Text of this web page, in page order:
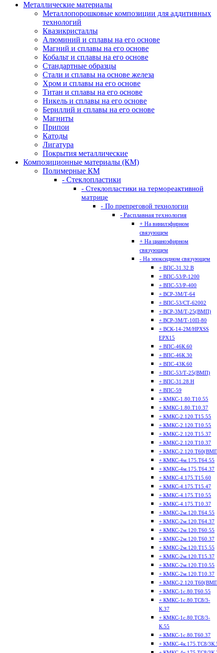
Металлические материалы
Металлопорошковые композиции для аддитивных
технологий
Квазикристаллы
Алюминий и сплавы на его основе
Магний и сплавы на его основе
Кобальт и сплавы на его основе
Стандартные образцы
Стали и сплавы на основе железа
Хром и сплавы на его основе
Титан и сплавы на его основе
Никель и сплавы на его основе
Бериллий и сплавы на его основе
Магниты
Припои
Катоды
Лигатура
Покрытия металлические
Композиционные материалы (КМ)
Полимерные КМ
- Стеклопластики
- Стеклопластики на термореактивной
матрице
- По препреговой технологии
- Расплавная технология
+ На винилэфирном
связующем
+ На цианоэфирном
связующем
- На эпоксидном связующем
+ ВПС-31.32.В
+ ВПС-53/Р-1200
+ ВПС-53/Р-400
+ ВСР-3М/Т-64
+ ВПС-53/СТ-62002
+ ВСР-3М/Т-25(ВМП)
+ ВСР-3М/Т-10П-80
+ ВСК-14-2М/HPXSS
EPX15
+ ВПС-46К.60
+ ВПС-46К.30
+ ВПС-43К.60
+ ВПС-53/Т-25(ВМП)
+ ВПС-31.28.Н
+ ВПС-59
+ КМКС-1.80.Т10.55
+ КМКС-1.80.Т10.37
+ КМКС-2.120.Т15.55
+ КМКС-2.120.Т10.55
+ КМКС-2.120.Т15.37
+ КМКС-2.120.Т10.37
+ КМКС-
+ КМКС-4м.175.Т64.55
+ КМКС-4м.175.Т64.37
+ КМКС-4.175.Т15.60
+ КМКС-4.175.Т15.47
+ КМКС-4.175.Т10.55
+ КМКС-4.175.Т10.37
+ КМКС-2м.120.Т64.55
+ КМКС-2м.120.Т64.37
+ КМКС-2м.120.Т60.55
+ КМКС-2м.120.Т60.37
+ КМКС-2м.120.Т15.55
+ КМКС-2м.120.Т15.37
+ КМКС-2м.120.Т10.55
+ КМКС-2м.120.Т10.37
+ КМКС-
+ КМКС-1с.80.Т60.55
+ КМКС-1с.80.ТС8/3-
К.37
+ КМКС-1с.80.ТС8/3-
К.55
+ КМКС-1с.80.Т60.37
+ КМКС-4к.175.ТС8/